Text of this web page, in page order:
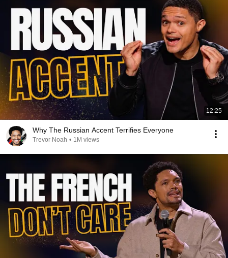
12:25
Why The Russian Accent Terrifies Everyone
Trevor Noah • 1M views